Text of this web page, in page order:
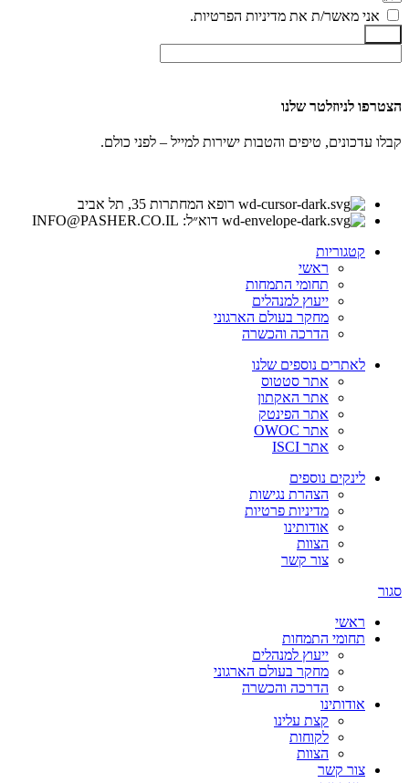
אני מאשר/ת את מדיניות הפרטיות.
הצטרפו לניוזלטר שלנו
קבלו עדכונים, טיפים והטבות ישירות למייל – לפני כולם.
רופא המחתרות 35, תל אביב
דוא״ל: INFO@PASHER.CO.IL
קטגוריות
ראשי
תחומי התמחות
ייעוץ למנהלים
מחקר בעולם הארגוני
הדרכה והכשרה
לאתרים נוספים שלנו
אתר סטטוס
אתר האקתון
אתר הפינטק
אתר OWOC
אתר ISCI
לינקים נוספים
הצהרת נגישות
מדיניות פרטיות
אודותינו
הצוות
צור קשר
סגור
ראשי
תחומי התמחות
ייעוץ למנהלים
מחקר בעולם הארגוני
הדרכה והכשרה
אודותינו
קצת עלינו
לקוחות
הצוות
צור קשר